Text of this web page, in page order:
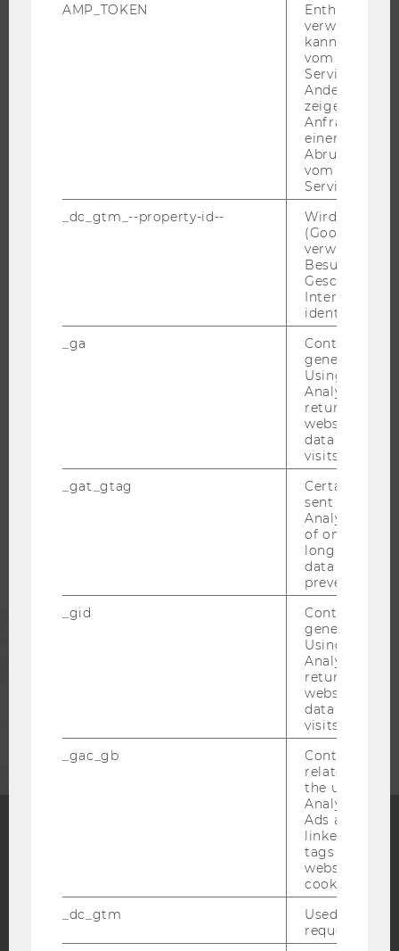
JOBPORTAL
KARRIEREKONTAKTE AN DER WU
PRESSE
Blog
Bluesky
AMP_TOKEN
Enthält ein
verwendet
kann, um
vom AMP-
Service
Andere
zeigen Opt-
Anfrage im
einen Fehler
Abrufen
vom AMP
Service an.
_dc_gtm_--property-id--
Wird von
(Google Tag
verwendet,
Besucher
Geschlecht
Interessen zu
identifizieren.
_ga
Contains a
generated
Using this
Analytics can
returning
website and
data from
visits.
_gat_gtag
Certain data
sent to
Analytics a
of once per
long as it is
data
prevented.
_gid
Contains a
generated
Using this
Analytics can
returning
website and
data from
visits.
_gac_gb
Contains
related
the user. If
Analytics and
Ads accounts
linked, the
tags on the
website read
cookie.
_dc_gtm
Used to
request rate.